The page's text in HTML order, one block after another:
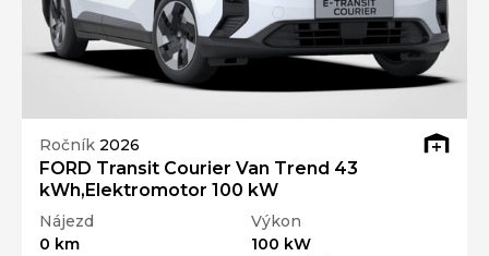
Ročník 2026
FORD Transit Courier Van Trend 43
kWh,Elektromotor 100 kW
Nájezd
0 km
Výkon
100 kW